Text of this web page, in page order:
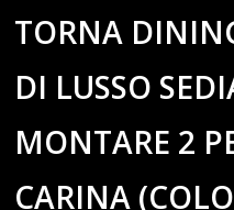
TORNA
DI LUSSO
MONTARE 2
CARINA